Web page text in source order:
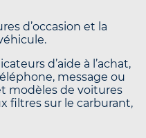
d’occasion et la
d’aide à l’achat,
message ou
modèles de voitures
filtres sur le carburant,